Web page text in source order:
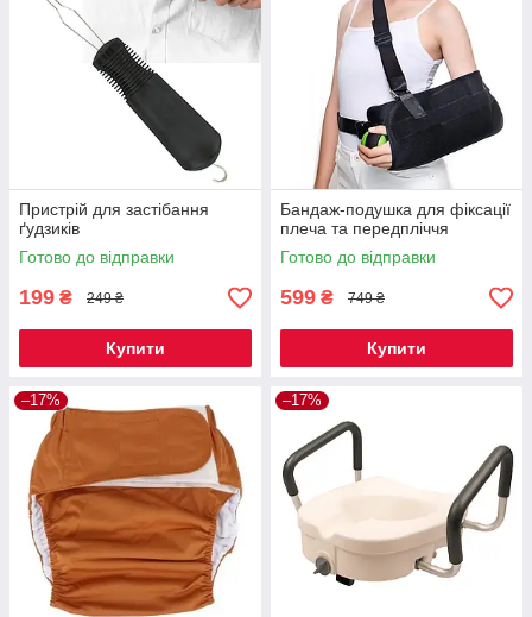
Пристрій для застібання
ґудзиків
Готово до відправки
199 ₴ 249 ₴
Купити
Бандаж-подушка для фіксації
плеча та передпліччя
Готово до відправки
599 ₴ 749 ₴
Купити
–17% –17%